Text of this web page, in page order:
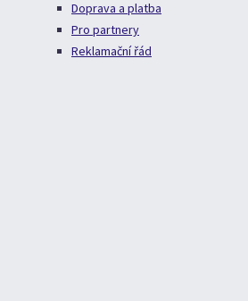
Doprava a platba
Pro partnery
Reklamační řád